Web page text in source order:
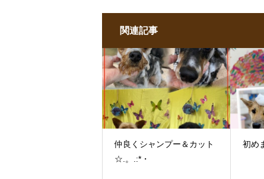
関連記事
仲良くシャンプー＆カット
☆.。.:*・
初め